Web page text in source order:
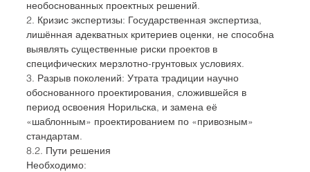
необоснованных проектных решений.
2. Кризис экспертизы: Государственная экспертиза,
лишённая адекватных критериев оценки, не способна
выявлять существенные риски проектов в
специфических мерзлотно-грунтовых условиях.
3. Разрыв поколений: Утрата традиции научно
обоснованного проектирования, сложившейся в
период освоения Норильска, и замена её
«шаблонным» проектированием по «привозным»
стандартам.
8.2. Пути решения
Необходимо: